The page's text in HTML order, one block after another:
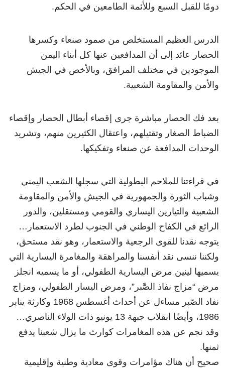
دومًا للقبل السبع وللأئمة الطامعين في الحكم.
الدرس العظيم المستخلص من صمود صنعاء وكسرها
الحصار عائد إلى أن المدافعين عنها كل أبناء اليمن
الموجودين في مختلف المرافق، وبالأخص في الجيش
والأمن والمقاومة الشعبية.
بعد فك الحصار مباشرة جرى إقصاء أبطال الحصار وإقصاء
الضباط الصغار وتقتيلهم، واعتقال الكثيرين منهم، وتشريد
الوحدات المدافعة عن صنعاء وتفكيكها.
في قراءتنا للملاحم البطولية التي سجلها الشعب اليمني
وشباب الثورة والجمهورية في الجيش والأمن والمقاومة
الشعبية والتيارين اليساري والقومي ومستقلين، والدور
الرائع في الكفاح الوطني في الجنوب لطرد الاستعمار…
يتوجه نقدنا للقوى الرجعية والاستعمار، وهو نقد مستحق،
ولكننا ننسى نقد أنفسنا والمراهقة والمغامرة اليسارية التي
يسميها لينين مرض اليسارية الطفولي، أو ما يسميه انجلز
مرض “مزاج نفاذ الصَّبر”، ومرض اليسار الطفولي، ومزاج
نفاد الصّبر مساءل عن أحداث أغسطس 1968 وكارثة يناير
1986، وأيضًا انقلاب جبهة 13 يونيو ذات الولاء الناصري…
وقد نجم عن هذه المغامرات كوارث ما يزال شعبنا يدفع
ثمنها.
صحيح أن هناك مؤامرات وقوى معادية وطنية وإقليمية